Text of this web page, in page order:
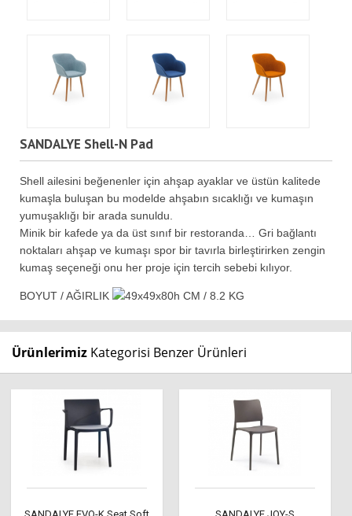
SANDALYE Shell-N Pad
Shell ailesini beğenenler için ahşap ayaklar ve üstün kalitede
kumaşla buluşan bu modelde ahşabın sıcaklığı ve kumaşın
yumuşaklığı bir arada sunuldu.
Minik bir kafede ya da üst sınıf bir restoranda… Gri bağlantı
noktaları ahşap ve kumaşı spor bir tavırla birleştirirken zengin
kumaş seçeneği onu her proje için tercih sebebi kılıyor.
BOYUT / AĞIRLIK 49x49x80h CM / 8.2 KG
Ürünlerimiz Kategorisi Benzer Ürünleri